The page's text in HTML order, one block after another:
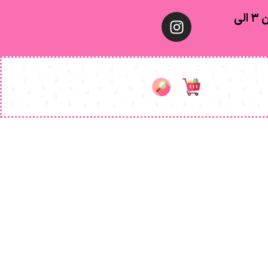
معمولا تهران ۱ الی ۲ روز‌ کاری ٫ شهرستان ۳ الی